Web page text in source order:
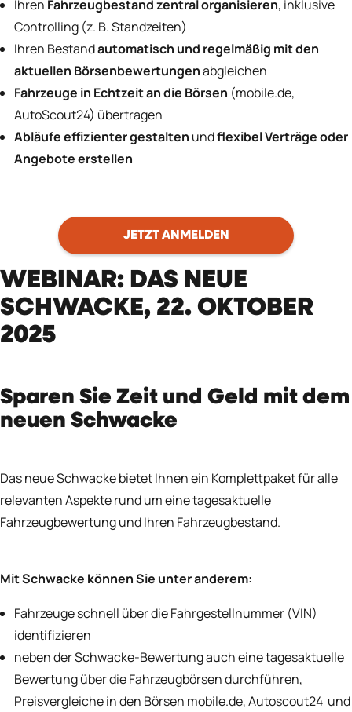
Ihren Fahrzeugbestand zentral organisieren, inklusive
Controlling (z. B. Standzeiten)
Ihren Bestandautomatisch und regelmäßig mit den
aktuellen Börsenbewertungenabgleichen
Fahrzeuge in Echtzeit an die Börsen (mobile.de,
AutoScout24) übertragen
Abläufe effizienter gestalten undflexibel Verträge oder
Angebote erstellen
JETZT ANMELDEN
WEBINAR: DAS NEUE
SCHWACKE, 22. OKTOBER
2025
Sparen Sie Zeit und Geld mit dem
neuen Schwacke
Das neue Schwacke bietet Ihnen ein Komplettpaket für alle
relevanten Aspekte rund um eine tagesaktuelle
Fahrzeugbewertung und Ihren Fahrzeugbestand.
Mit Schwacke können Sie unter anderem:
Fahrzeuge schnell über die Fahrgestellnummer (VIN)
identifizieren
neben der Schwacke-Bewertung auch eine tagesaktuelle
Bewertung über die Fahrzeugbörsen durchführen,
Preisvergleiche in den Börsen mobile.de, Autoscout24 und